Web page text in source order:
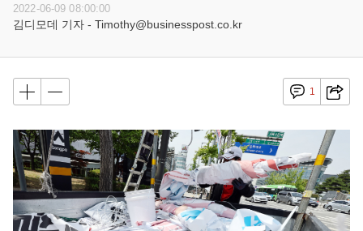
2022-06-09 08:00:00
김디모데 기자 - Timothy@businesspost.co.kr
1